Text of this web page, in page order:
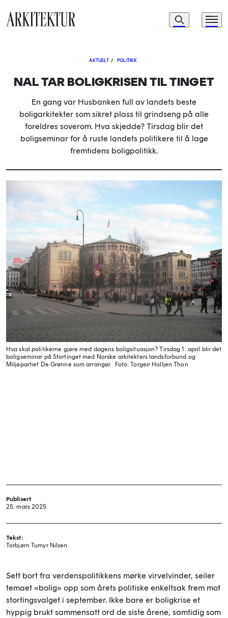
Navigasjon
Søk Meny
AKTUELT / POLITIKK
NAL TAR BOLIGKRISEN TIL TINGET
En gang var Husbanken full av landets beste
boligarkitekter som sikret plass til grindseng på alle
foreldres soverom. Hva skjedde? Tirsdag blir det
boligseminar for å ruste landets politikere til å lage
fremtidens boligpolitikk.
Hva skal politikerne gjøre med dagens boligsituasjon? Tirsdag 1. april blir det
boligseminar på Stortinget med Norske arkitekters landsforbund og
Miljøpartiet De Grønne som arrangør.
Foto: Torgeir Holljen Thon
Publisert
25. mars 2025
Tekst:
Torbjørn Tumyr Nilsen
Sett bort fra verdenspolitikkens mørke virvelvinder, seiler
temaet «bolig» opp som årets politiske enkeltsak frem mot
stortingsvalget i september. Ikke bare er boligkrise et
hyppig brukt sammensatt ord de siste årene, samtidig som